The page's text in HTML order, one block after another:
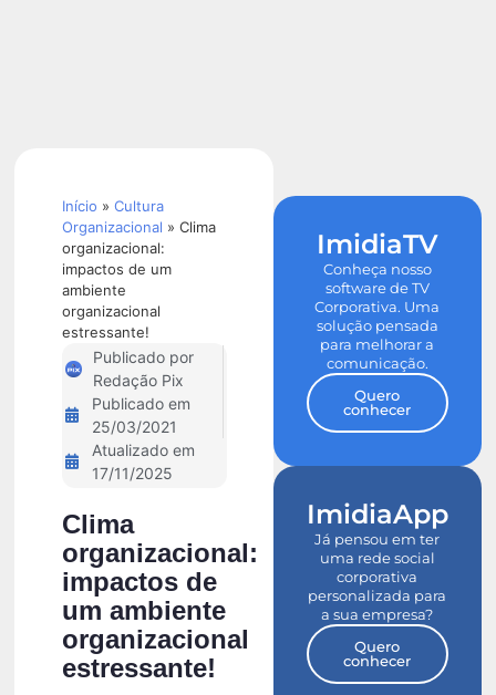
Início » Cultura
Organizacional » Clima
organizacional:
impactos de um
ambiente
organizacional
estressante!
Publicado por
Redação Pix
Publicado em
25/03/2021
Atualizado em
17/11/2025
Clima
organizacional:
impactos de
um ambiente
organizacional
estressante!
ImidiaTV
Conheça nosso
software de TV
Corporativa. Uma
solução pensada
para melhorar a
comunicação.
Quero
conhecer
ImidiaApp
Já pensou em ter
uma rede social
corporativa
personalizada para
a sua empresa?
Quero
conhecer